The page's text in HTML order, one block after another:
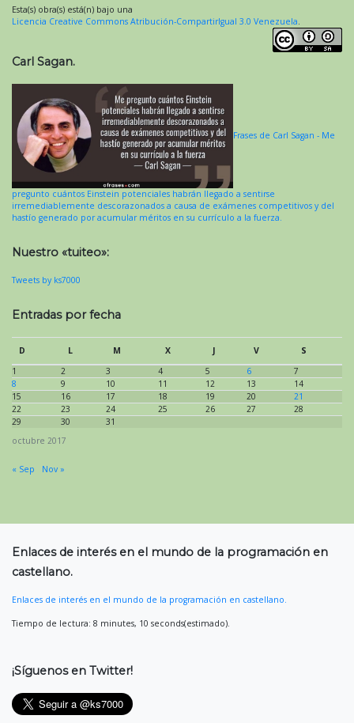
Esta(s) obra(s) está(n) bajo una
Licencia Creative Commons Atribución-CompartirIgual 3.0 Venezuela.
Carl Sagan.
Frases de Carl Sagan - Me
pregunto cuántos Einstein potenciales habrán llegado a sentirse
irremediablemente descorazonados a causa de exámenes competitivos y del
hastío generado por acumular méritos en su currículo a la fuerza.
Nuestro «tuiteo»:
Tweets by ks7000
Entradas por fecha
octubre 2017
D L M X J V
S
1
2 3 4 5 6
7
8
9 10 11 12 13
14
15
16 17 18 19 20
21
22
23 24 25 26 27
28
29
30 31
« Sep Nov »
Enlaces de interés en el mundo de la programación en
castellano.
Enlaces de interés en el mundo de la programación en castellano.
Tiempo de lectura: 8 minutes, 10 seconds(estimado).
¡Síguenos en Twitter!